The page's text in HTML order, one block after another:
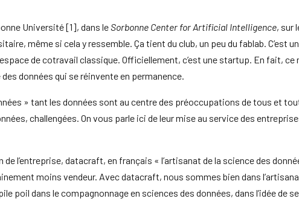
Université [1], dans leSorbonne Center for Artificial Intelligence, sur
même si cela y ressemble. Ça tient du club, un peu du fablab. C’est
de cotravail classique. Officiellement, c’est une startup. En fait, ce
données qui se réinvente en permanence.
» tant les données sont au centre des préoccupations de tous et
challengées. On vous parle ici de leur mise au service des
l’entreprise, datacraft, en français « l’artisanat de la science des
moins vendeur. Avec datacraft, nous sommes bien dans
poil dans le compagnonnage en sciences des données, dans l’idée de